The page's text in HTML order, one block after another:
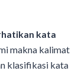
kata
makna kalimat
klasifikasi kata